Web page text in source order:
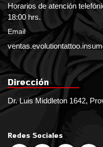
Horarios de atención
18:00 hrs.
Email
Dirección
Dr. Luis Middleton 1642,
Redes Sociales